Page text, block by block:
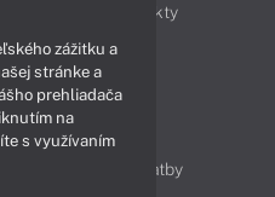
Produkty
Videá
doručenia a platby
zážitku a
stránke a
prehliadača
na
s využívaním